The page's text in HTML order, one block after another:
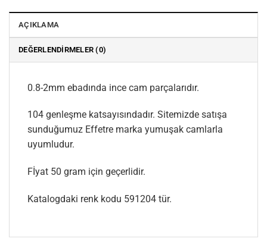
AÇIKLAMA
DEĞERLENDIRMELER (0)
0.8-2mm ebadında ince cam parçalarıdır.
104 genleşme katsayısındadır. Sitemizde satışa
sunduğumuz Effetre marka yumuşak camlarla
uyumludur.
Fİyat 50 gram için geçerlidir.
Katalogdaki renk kodu 591204 tür.